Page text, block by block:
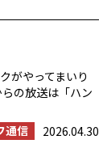
がやってまいり
の放送は「ハン
通信
2026.04.30